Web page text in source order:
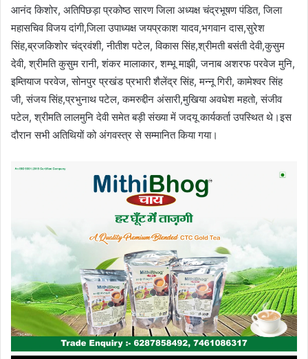
आनंद किशोर, अतिपिछड़ा प्रकोष्ठ सारण जिला अध्यक्ष चंद्रभूषण पंडित, जिला
महासचिव विजय दांगी,जिला उपाध्यक्ष जयप्रकाश यादव,भगवान दास,सुरेश
सिंह,ब्रजकिशोर चंद्रवंशी, नीतीश पटेल, विकास सिंह,श्रीमती बसंती देवी,कुसुम
देवी, श्रीमति कुसुम रानी, शंकर मालाकार, शम्भू माझी, जनाब अशरफ परवेज मुनि,
इम्तियाज परवेज, सोनपुर प्रखंड प्रभारी शैलेंद्र सिंह, मन्नू गिरी, कामेश्वर सिंह
जी, संजय सिंह,प्रभुनाथ पटेल, कमरुद्दीन अंसारी,मुखिया अवधेश महतो, संजीव
पटेल, श्रीमति लालमुनि देवी समेत बड़ी संख्या में जदयू कार्यकर्ता उपस्थित थे।इस
दौरान सभी अतिथियों को अंगवस्त्र से सम्मानित किया गया।